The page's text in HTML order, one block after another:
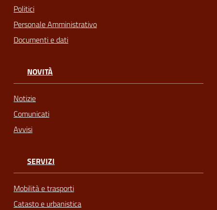
Politici
Personale Amministrativo
Documenti e dati
NOVITÀ
Notizie
Comunicati
Avvisi
SERVIZI
Mobilità e trasporti
Catasto e urbanistica